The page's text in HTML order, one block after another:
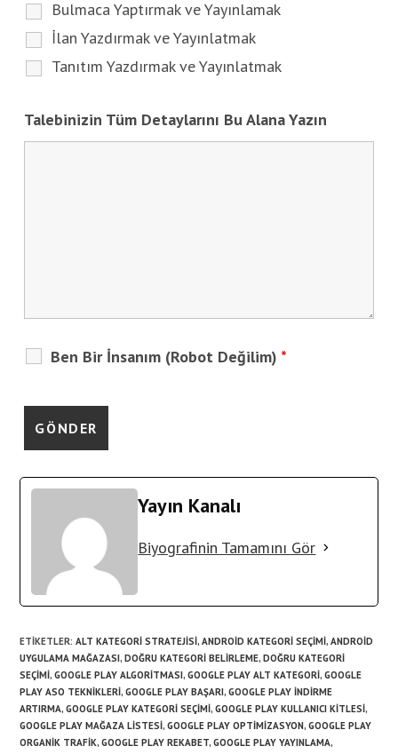
Bulmaca Yaptırmak ve Yayınlamak
İlan Yazdırmak ve Yayınlatmak
Tanıtım Yazdırmak ve Yayınlatmak
Talebinizin Tüm Detaylarını Bu Alana Yazın
Ben Bir İnsanım (Robot Değilim) *
Yayın Kanalı
Biyografinin Tamamını Gör
ETIKETLER:ALT KATEGORI STRATEJISI, ANDROID KATEGORI SEÇIMI, ANDROID
UYGULAMA MAĞAZASI, DOĞRU KATEGORI BELIRLEME, DOĞRU KATEGORI
SEÇIMI, GOOGLE PLAY ALGORITMASI, GOOGLE PLAY ALT KATEGORI, GOOGLE
PLAY ASO TEKNIKLERI, GOOGLE PLAY BAŞARI, GOOGLE PLAY INDIRME
ARTIRMA, GOOGLE PLAY KATEGORI SEÇIMI, GOOGLE PLAY KULLANICI KITLESI,
GOOGLE PLAY MAĞAZA LISTESI, GOOGLE PLAY OPTIMIZASYON, GOOGLE PLAY
ORGANIK TRAFIK, GOOGLE PLAY REKABET, GOOGLE PLAY YAYINLAMA,